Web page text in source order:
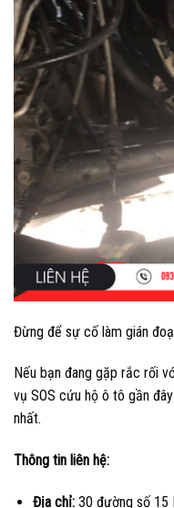
Đừng để sự cố làm gián
Nếu bạn đang gặp rắc rối
vụ SOS cứu hộ ô tô gần
nhất.
Thông tin liên hệ:
Địa chỉ:30 đường số 15